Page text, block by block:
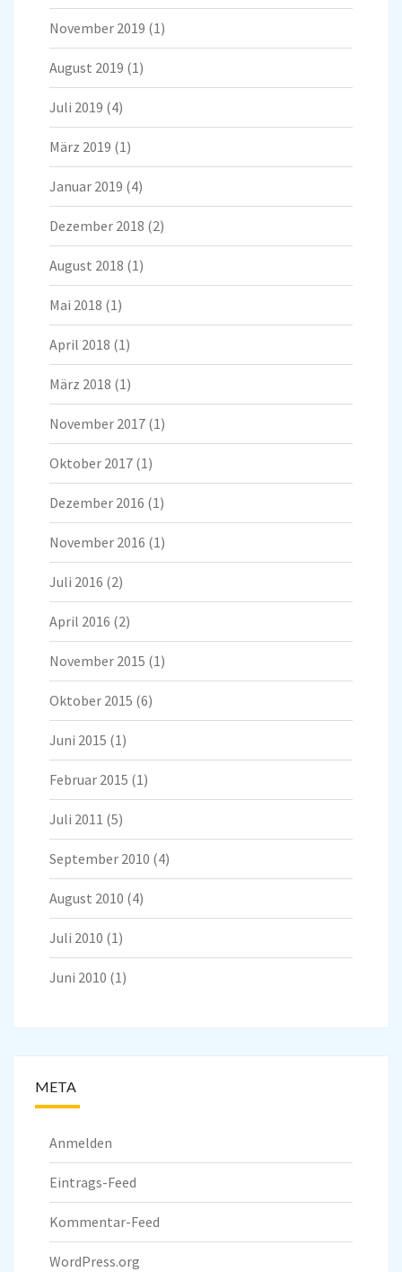
November 2019 (1)
August 2019 (1)
Juli 2019 (4)
März 2019 (1)
Januar 2019 (4)
Dezember 2018 (2)
August 2018 (1)
Mai 2018 (1)
April 2018 (1)
März 2018 (1)
November 2017 (1)
Oktober 2017 (1)
Dezember 2016 (1)
November 2016 (1)
Juli 2016 (2)
April 2016 (2)
November 2015 (1)
Oktober 2015 (6)
Juni 2015 (1)
Februar 2015 (1)
Juli 2011 (5)
September 2010 (4)
August 2010 (4)
Juli 2010 (1)
Juni 2010 (1)
META
Anmelden
Eintrags-Feed
Kommentar-Feed
WordPress.org